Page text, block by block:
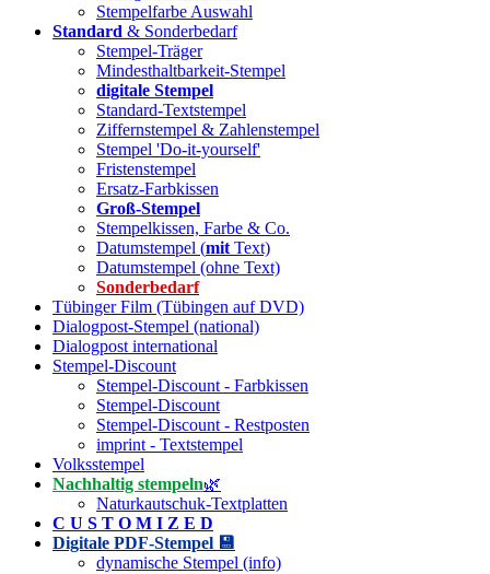
Stempelfarbe Auswahl
Standard & Sonderbedarf
Stempel-Träger
Mindesthaltbarkeit-Stempel
digitale Stempel
Standard-Textstempel
Ziffernstempel & Zahlenstempel
Stempel 'Do-it-yourself'
Fristenstempel
Ersatz-Farbkissen
Groß-Stempel
Stempelkissen, Farbe & Co.
Datumstempel (mit Text)
Datumstempel (ohne Text)
Sonderbedarf
Tübinger Film (Tübingen auf DVD)
Dialogpost-Stempel (national)
Dialogpost international
Stempel-Discount
Stempel-Discount - Farbkissen
Stempel-Discount
Stempel-Discount - Restposten
imprint - Textstempel
Volksstempel
Nachhaltig stempeln🌿
Naturkautschuk-Textplatten
C U S T O M I Z E D
Digitale PDF-Stempel 💾
dynamische Stempel (info)